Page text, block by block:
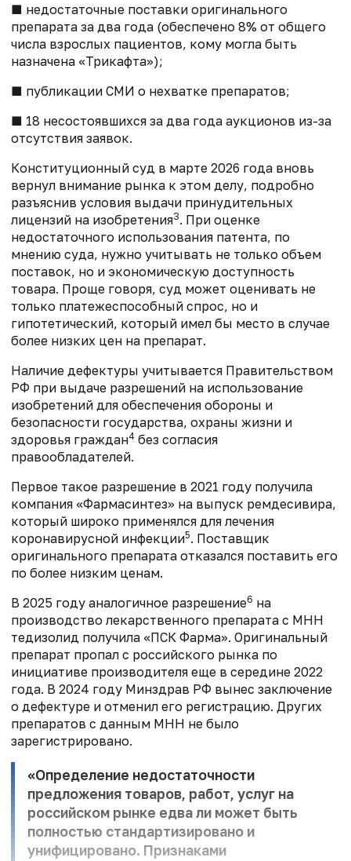
■ недостаточные поставки оригинального
препарата за два года (обеспечено 8% от общего
числа взрослых пациентов, кому могла быть
назначена «Трикафта»);
■ публикации СМИ о нехватке препаратов;
■ 18 несостоявшихся за два года аукционов из-за
отсутствия заявок.
Конституционный суд в марте 2026 года вновь
вернул внимание рынка к этом делу, подробно
разъяснив условия выдачи принудительных
лицензий на изобретения3. При оценке
недостаточного использования патента, по
мнению суда, нужно учитывать не только объем
поставок, но и экономическую доступность
товара. Проще говоря, суд может оценивать не
только платежеспособный спрос, но и
гипотетический, который имел бы место в случае
более низких цен на препарат.
Наличие дефектуры учитывается Правительством
РФ при выдаче разрешений на использование
изобретений для обеспечения обороны и
безопасности государства, охраны жизни и
здоровья граждан4 без согласия
правообладателей.
Первое такое разрешение в 2021 году получила
компания «Фармасинтез» на выпуск ремдесивира,
который широко применялся для лечения
коронавирусной инфекции5. Поставщик
оригинального препарата отказался поставить его
по более низким ценам.
В 2025 году аналогичное разрешение6 на
производство лекарственного препарата с МНН
тедизолид получила «ПСК Фарма». Оригинальный
препарат пропал с российского рынка по
инициативе производителя еще в середине 2022
года. В 2024 году Минздрав РФ вынес заключение
о дефектуре и отменил его регистрацию. Других
препаратов с данным МНН не было
зарегистрировано.
«Определение недостаточности
предложения товаров, работ, услуг на
российском рынке едва ли может быть
полностью стандартизировано и
унифицировано. Признаками